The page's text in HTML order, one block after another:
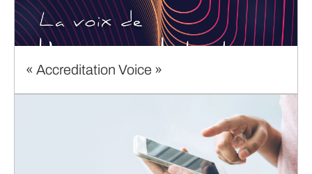
« Accreditation Voice »